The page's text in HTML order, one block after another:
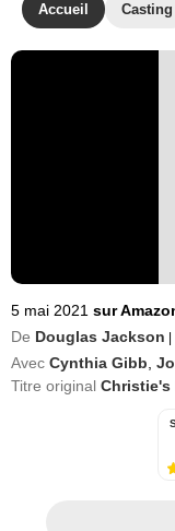
Accueil Casting
5 mai 2021 sur
De Douglas Jackson
Avec Cynthia Gibb
Titre original Christie's